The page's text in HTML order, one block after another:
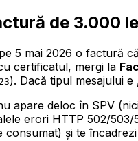
de 3.000
5 mai 2026 o factură
certificatul, mergi la
). Dacă tipul mesajului
apare deloc în SPV
erori HTTP 502/
și te